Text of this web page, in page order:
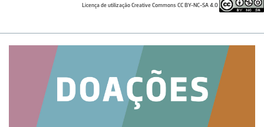
Licença de utilização Creative Commons CC BY-NC-SA 4.0